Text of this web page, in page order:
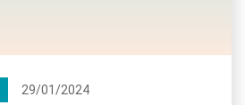
29/01/2024